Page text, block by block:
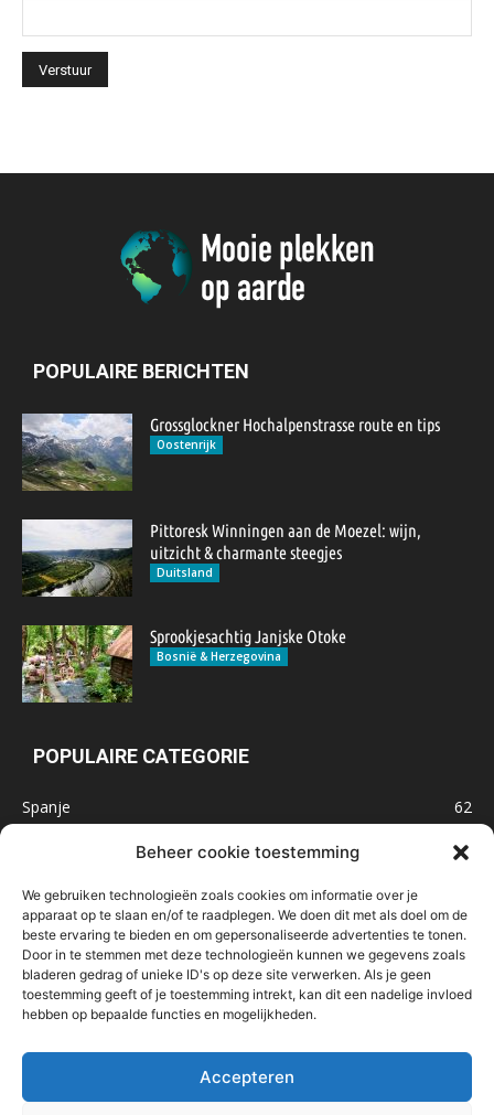
Beheer cookie toestemming
We gebruiken technologieën zoals cookies om informatie over je
apparaat op te slaan en/of te raadplegen. We doen dit met als doel om de
beste ervaring te bieden en om gepersonaliseerde advertenties te tonen.
Door in te stemmen met deze technologieën kunnen we gegevens zoals
bladeren gedrag of unieke ID's op deze site verwerken. Als je geen
toestemming geeft of je toestemming intrekt, kan dit een nadelige invloed
hebben op bepaalde functies en mogelijkheden.
Accepteren
POPULAIRE BERICHTEN
Grossglockner Hochalpenstrasse route en tips
Oostenrijk
Pittoresk Winningen aan de Moezel: wijn,
uitzicht & charmante steegjes
Duitsland
Sprookjesachtig Janjske Otoke
Bosnië & Herzegovina
POPULAIRE CATEGORIE
Spanje
62
47
Marokko
32
IJsland
32
Malta
Roemenië
29